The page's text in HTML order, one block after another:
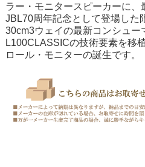
ラー・モニタースピーカーに、
JBL70周年記念として登場した
30cm3ウェイの最新コンシュー
L100CLASSICの技術要素を移
ロール・モニターの誕生です。